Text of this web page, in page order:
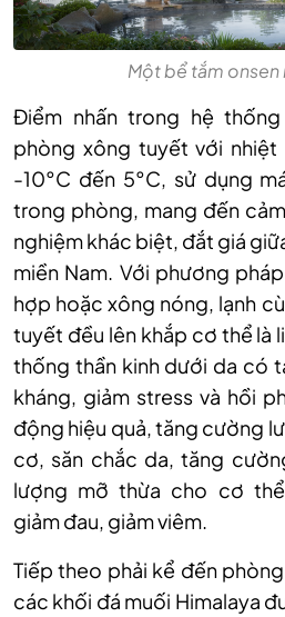
Một bể tắm onsen
Điểm nhấn trong hệ
phòng xông tuyết với
-10°C đến 5°C, sử dụng
trong phòng, mang đến
nghiệm khác biệt, đắt giá
miền Nam. Với phương
hợp hoặc xông nóng, lạnh
tuyết đều lên khắp cơ thể là
thống thần kinh dưới da có
kháng, giảm stress và hồi
động hiệu quả, tăng cường
cơ, săn chắc da, tăng
lượng mỡ thừa cho cơ
giảm đau, giảm viêm.
Tiếp theo phải kể đến
các khối đá muối Himalaya